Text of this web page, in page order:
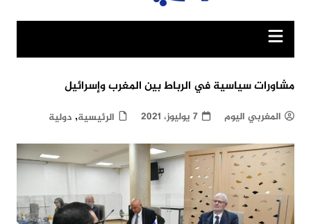
مشاورات سياسية في الرباط بين المغرب وإسرائيل
المغربي اليوم 7 يوليوز، 2021 الرئيسية, دولية